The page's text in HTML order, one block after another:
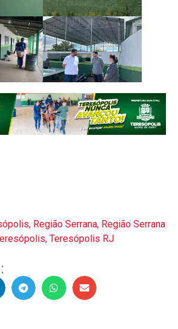
, Região Serrana, Região Serrana
, Teresópolis RJ